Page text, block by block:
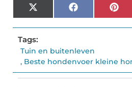
X
(Twitter)
Facebook
Tags:
Tuin en buitenleven
, Beste hondenvoer kleine